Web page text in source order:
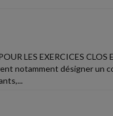
LES EXERCICES CLOS
notamment désigner un